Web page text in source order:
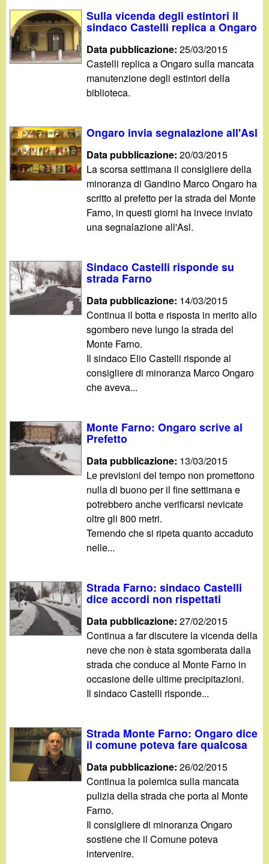
i
t
Sulla vicenda degli estintori il
sindaco Castelli replica a Ongaro
Data pubblicazione:25/03/2015
Castelli replica a Ongaro sulla mancata
manutenzione degli estintori della
biblioteca.
Ongaro invia segnalazione all'Asl
Data pubblicazione:20/03/2015
La scorsa settimana il consigliere della
minoranza di Gandino Marco Ongaro ha
scritto al prefetto per la strada del Monte
Farno, in questi giorni ha invece inviato
una segnalazione all'Asl.
Sindaco Castelli risponde su
strada Farno
Data pubblicazione: 14/03/2015
Continua il botta e risposta in merito allo
sgombero neve lungo la strada del
Monte Farno.
Il sindaco Elio Castelli risponde al
consigliere di minoranza Marco Ongaro
che aveva...
Monte Farno: Ongaro scrive al
Prefetto
Data pubblicazione: 13/03/2015
Le previsioni del tempo non promettono
nulla di buono per il fine settimana e
potrebbero anche verificarsi nevicate
oltre gli 800 metri.
Temendo che si ripeta quanto accaduto
nelle...
Strada Farno: sindaco Castelli
dice accordi non rispettati
Data pubblicazione:27/02/2015
Continua a far discutere la vicenda della
neve che non è stata sgomberata dalla
strada che conduce al Monte Farno in
occasione delle ultime precipitazioni.
Il sindaco Castelli risponde...
Strada Monte Farno: Ongaro dice
il comune poteva fare qualcosa
Data pubblicazione:26/02/2015
Continua la polemica sulla mancata
pulizia della strada che porta al Monte
Farno.
Il consigliere di minoranza Ongaro
sostiene che il Comune poteva
intervenire.